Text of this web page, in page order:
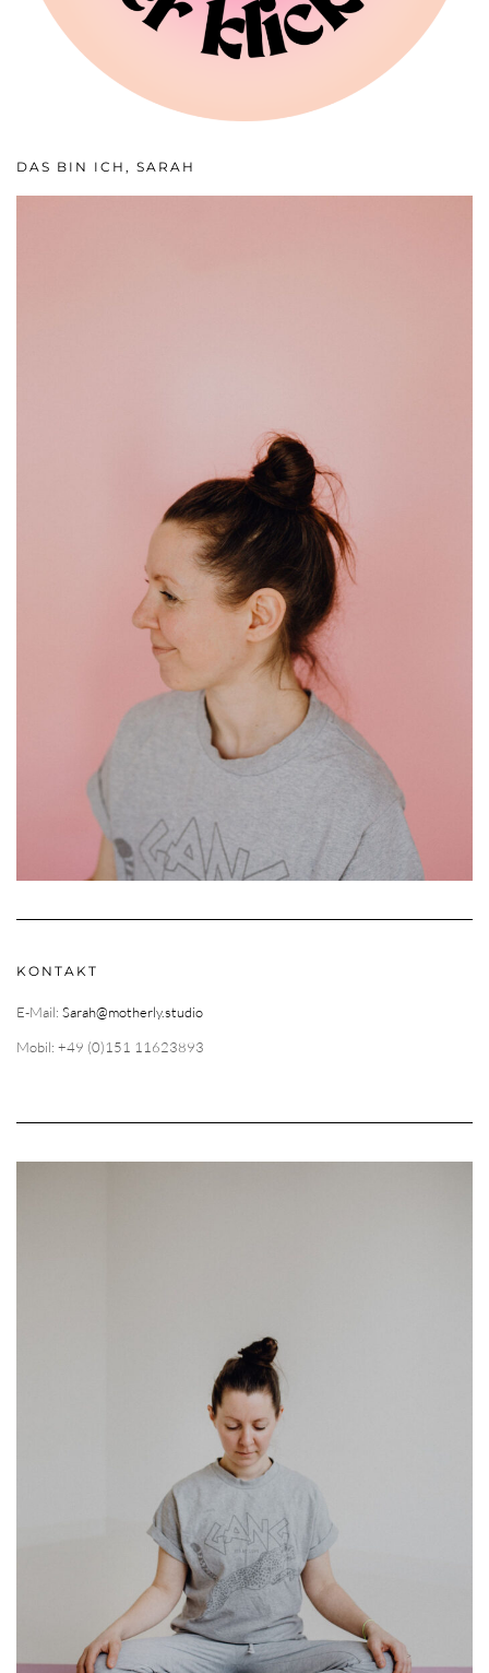
DAS BIN ICH, SARAH
KONTAKT
E-Mail: Sarah@motherly.studio
Mobil: +49 (0)151 11623893